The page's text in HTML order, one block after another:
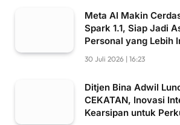
Meta AI Makin
Spark 1.1, Siap Jadi
Personal yang Lebih
30 Juli 2026 | 16:23
Ditjen Bina Adwil
CEKATAN, Inovasi
Kearsipan untuk